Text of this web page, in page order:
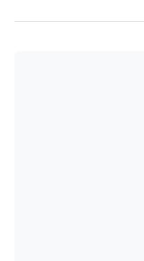
direito penal do fato,